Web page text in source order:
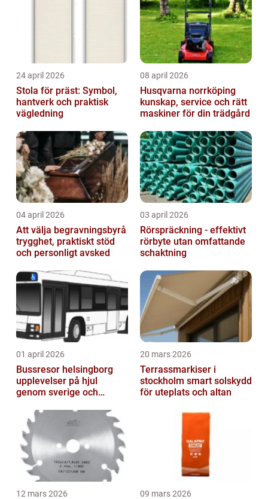
24 april 2026
Stola för präst: Symbol,
hantverk och praktisk
vägledning
08 april 2026
Husqvarna norrköping
kunskap, service och rätt
maskiner för din trädgård
04 april 2026
Att välja begravningsbyrå
trygghet, praktiskt stöd
och personligt avsked
03 april 2026
Rörspräckning - effektivt
rörbyte utan omfattande
schaktning
01 april 2026
Bussresor helsingborg
upplevelser på hjul
genom sverige och
20 mars 2026
Terrassmarkiser i
stockholm smart solskydd
för uteplats och altan
12 mars 2026 09 mars 2026